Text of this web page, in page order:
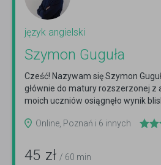
język angielski
Szymon Guguła
Cześć! Nazywam się Szymon
głównie do matury rozszerzonej z
moich uczniów osiągnęło wynik
Online, Poznań i 6 innych
45 zł / 60 min